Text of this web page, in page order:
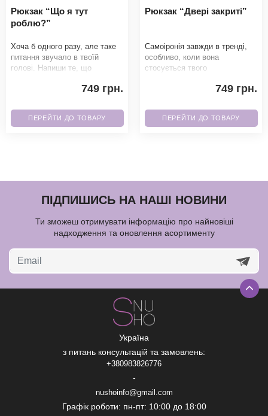
Рюкзак “Що я тут
роблю?”
Хоча б одного разу, але таке
питання звучало в твоїй
голові. Напиши те, що
749 грн.
ПЕРЕЙТИ ДО ТОВАРУ
Рюкзак “Двері закриті”
Самоіронія завжди в тренді,
особливо, коли вона
стосується твого
Напиши те, що думаєш. Всі бу
749 грн.
ПЕРЕЙТИ ДО ТОВАРУ
ПІДПИШИСЬ НА НАШІ НОВИНИ
Ти зможеш отримувати інформацію про найновіші
надходження та оновлення асортименту
Україна
з питань консультацій та замовлень:
+380983826776
-
nushoinfo@gmail.com
Графік роботи: пн-пт: 10:00 до 18:00